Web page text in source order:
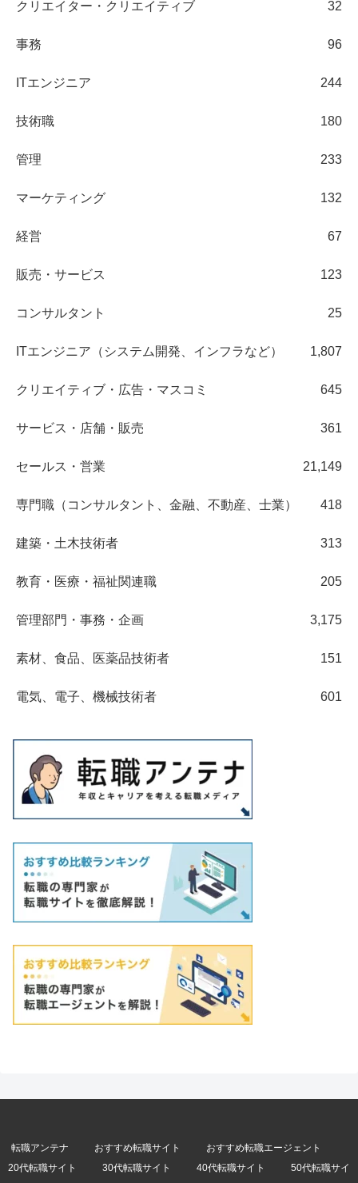
クリエイター・クリエイティブ 32
事務 96
ITエンジニア 244
技術職 180
管理 233
マーケティング 132
経営 67
販売・サービス 123
コンサルタント 25
ITエンジニア（システム開発、インフラなど） 1,807
クリエイティブ・広告・マスコミ 645
サービス・店舗・販売 361
セールス・営業 21,149
専門職（コンサルタント、金融、不動産、士業） 418
建築・土木技術者 313
教育・医療・福祉関連職 205
管理部門・事務・企画 3,175
素材、食品、医薬品技術者 151
電気、電子、機械技術者 601
転職アンテナ おすすめ転職サイト
おすすめ転職エージェント
20代転職サイト
30代転職サイト 40代転職サイト
50代転職サイ